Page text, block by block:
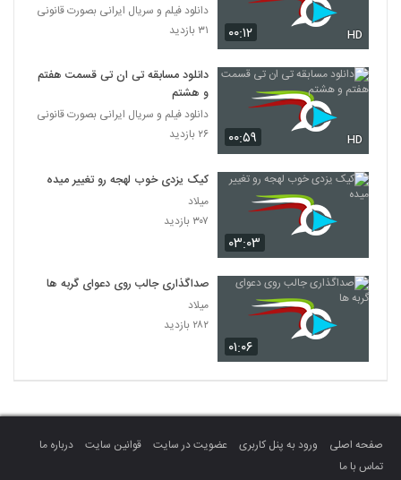
۰۰:۱۲ HD
دانلود فیلم و سریال ایرانی بصورت قانونی
۳۱ بازدید
۰۰:۵۹ HD
دانلود مسابقه تی ان تی قسمت هفتم
و هشتم
دانلود فیلم و سریال ایرانی بصورت قانونی
۲۶ بازدید
۰۳:۰۳
کیک یزدی خوب لهجه رو تغییر میده
میلاد
۳۰۷ بازدید
۰۱:۰۶
صداگذاری جالب روی دعوای گربه ها
میلاد
۲۸۲ بازدید
صفحه اصلی ورود به پنل کاربری عضویت در سایت قوانین سایت
درباره ما
تماس با ما